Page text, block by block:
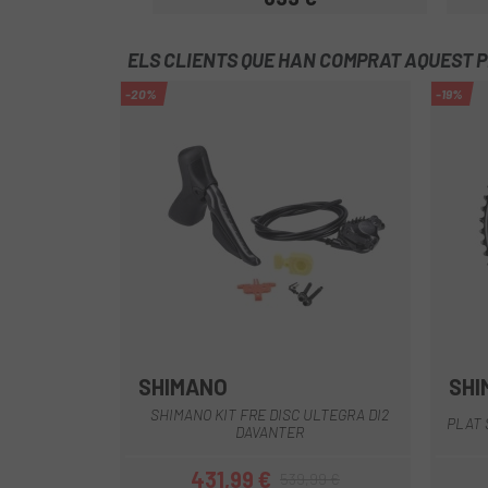
Preu
ELS CLIENTS QUE HAN COMPRAT AQUEST
-20%
SHIMANO
SHIMANO KIT FRE DISC ULTEGRA DI2
DAVANTER
431,99 €
-19%
PLAT